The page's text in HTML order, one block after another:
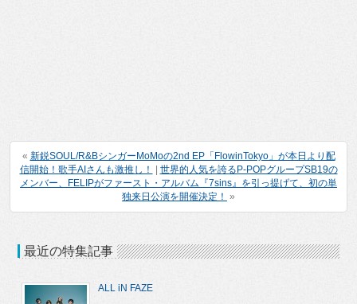
« 新鋭SOUL/R&BシンガーMoMoの2nd EP「FlowinTokyo」が本日より配
信開始！歌手AIさんも激推し！
世界的人気を誇るP-POPグループSB19の
メンバー、FELIPがファースト・アルバム『7sins』を引っ提げて、初の単
独来日公演を開催決定！ »
最近の特集記事
ALL iN FAZE